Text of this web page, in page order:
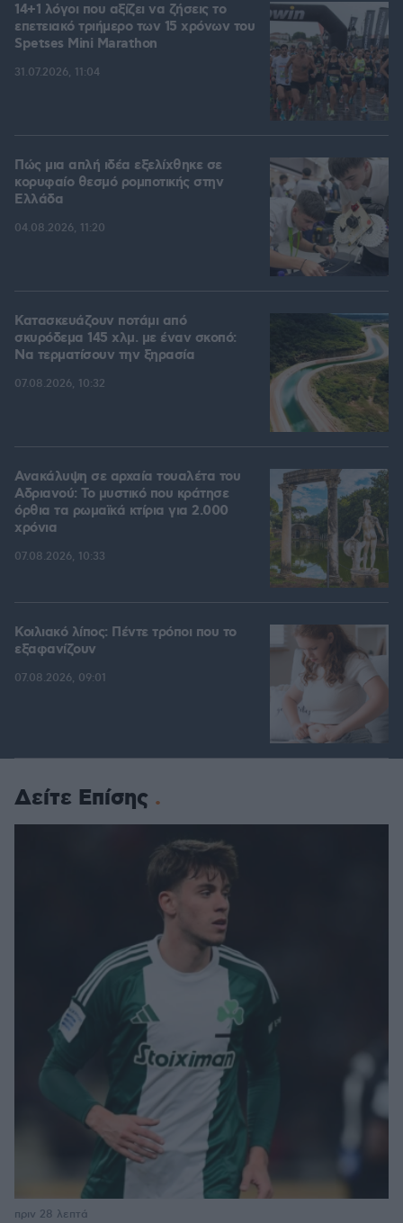
14+1 λόγοι που αξίζει να ζήσεις το
επετειακό τριήμερο των 15 χρόνων του
Spetses Mini Marathon
31.07.2026, 11:04
Πώς μια απλή ιδέα εξελίχθηκε σε
κορυφαίο θεσμό ρομποτικής στην
Ελλάδα
04.08.2026, 11:20
Κατασκευάζουν ποτάμι από
σκυρόδεμα 145 χλμ. με έναν σκοπό:
Να τερματίσουν την ξηρασία
07.08.2026, 10:32
Ανακάλυψη σε αρχαία τουαλέτα του
Αδριανού: Το μυστικό που κράτησε
όρθια τα ρωμαϊκά κτίρια για 2.000
χρόνια
07.08.2026, 10:33
Κοιλιακό λίπος: Πέντε τρόποι που το
εξαφανίζουν
07.08.2026, 09:01
Δείτε Επίσης
πριν 28 λεπτά